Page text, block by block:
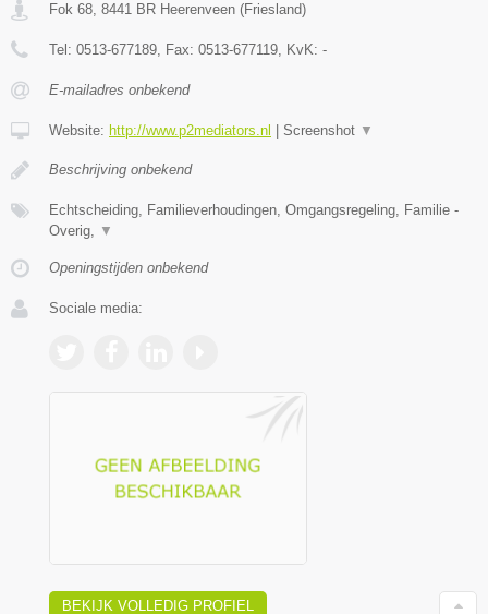
Fok 68, 8441 BR Heerenveen (Friesland)
Tel: 0513-677189, Fax: 0513-677119, KvK: -
E-mailadres onbekend
Website: http://www.p2mediators.nl Screenshot ▼
Beschrijving onbekend
Echtscheiding, Familieverhoudingen, Omgangsregeling, Familie -
Overig, ▼
Openingstijden onbekend
Sociale media:
BEKIJK VOLLEDIG PROFIEL